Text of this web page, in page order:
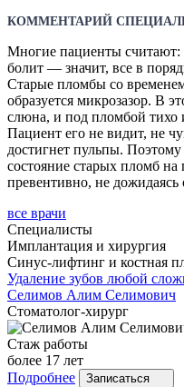
КОММЕНТАРИЙ
Многие пациенты считают:
болит — значит, все в
Старые пломбы со
образуется микрозазор. В
слюна, и под пломбой тихо
Пациент его не видит, не
достигнет пульпы. Поэтому
состояние старых пломб
превентивно, не
все врачи
Специалисты
Имплантация и хирургия
Синус-лифтинг и костная
Удаление зубов любой
Селимов Алим Селимович
Стоматолог-хирург
Стаж работы
более 17 лет
Подробнее
Записаться